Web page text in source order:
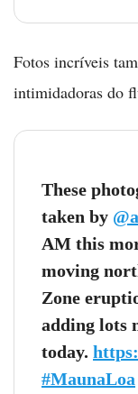
Fotos incríveis
intimidadoras do
These
taken by
AM this
moving
Zone
adding lots
today.
#MaunaLoa